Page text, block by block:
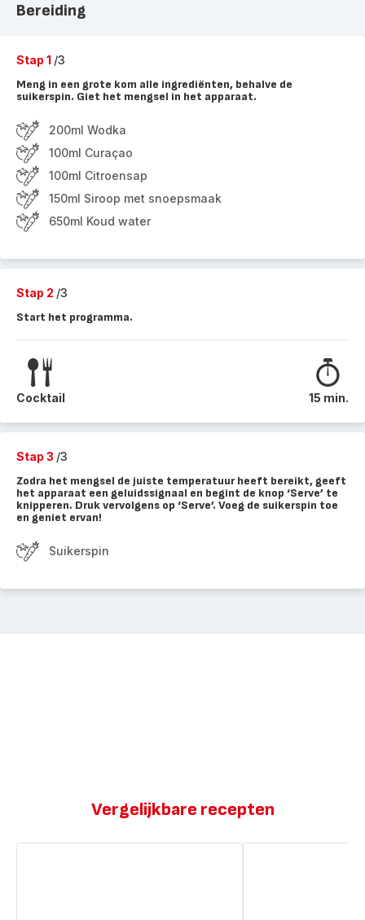
Bereiding
Stap 1 /3
Meng in een grote kom alle ingrediënten, behalve de
suikerspin. Giet het mengsel in het apparaat.
200ml Wodka
100ml Curaçao
100ml Citroensap
150ml Siroop met snoepsmaak
650ml Koud water
Stap 2 /3
Start het programma.
Cocktail 15 min.
Stap 3 /3
Zodra het mengsel de juiste temperatuur heeft bereikt, geeft
het apparaat een geluidssignaal en begint de knop ‘Serve’ te
knipperen. Druk vervolgens op ‘Serve’. Voeg de suikerspin toe
en geniet ervan!
Suikerspin
Vergelijkbare recepten